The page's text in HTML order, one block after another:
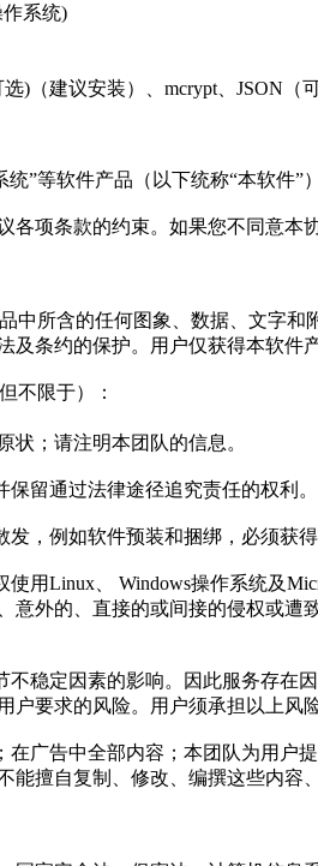
作系统)
)（建议安装）、mcrypt、JSON（
”等软件产品（以下统称“本软件”
项条款的约束。如果您不同意本
中所含的任何图象、数据、文字
条约的保护。用户仅获得本软件
不限于）：
；请注明本团队的信息。
留通过法律途径追究责任的权利。
，例如软件预装和捆绑，必须获
用Linux、 Windows操作系统及
外的、直接的或间接的侵权或
稳定因素的影响。因此服务存
要求的风险。用户须承担以上风
广告中全部内容；本团队为用
擅自复制、修改、编撰这些内容